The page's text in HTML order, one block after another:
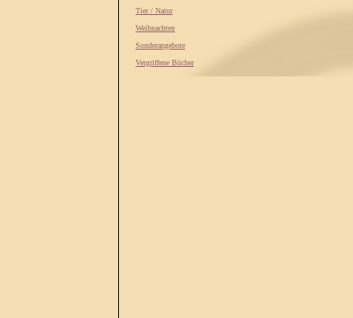
Tier / Natur
Weihnachten
Sonderangebote
Vergriffene Bücher